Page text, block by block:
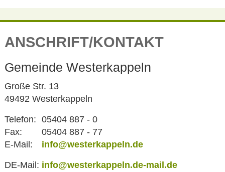
ANSCHRIFT/KONTAKT
Gemeinde Westerkappeln
Große Str. 13
49492 Westerkappeln
Telefon: 05404 887 - 0
Fax:
05404 887 - 77
E-Mail:
info@westerkappeln.de
DE-Mail: info@westerkappeln.de-mail.de